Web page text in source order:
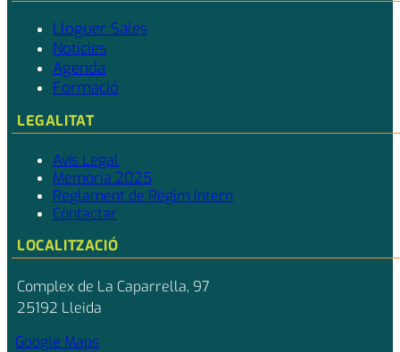
Lloguer Sales
Notícies
Agenda
Formació
LEGALITAT
Avís Legal
Memòria 2025
Reglament de Règim Intern
Contactar
LOCALITZACIÓ
Complex de La Caparrella, 97
25192 Lleida
Google Maps